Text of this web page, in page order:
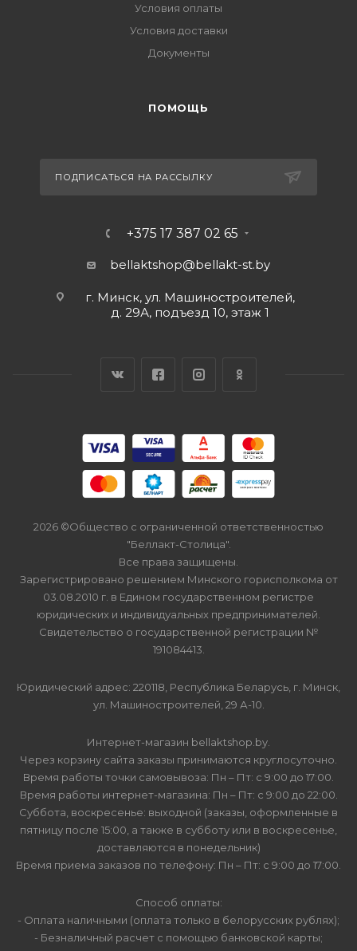
Условия оплаты
Условия доставки
Документы
ПОМОЩЬ
ПОДПИСАТЬСЯ НА РАССЫЛКУ
+375 17 387 02 65
bellaktshop@bellakt-st.by
г. Минск, ул. Машиностроителей,
д. 29А, подъезд 10, этаж 1
2026 ©Общество с ограниченной ответственностью
"Беллакт-Столица".
Все права защищены.
Зарегистрировано решением Минского горисполкома от
03.08.2010 г. в Едином государственном регистре
юридических и индивидуальных предпринимателей.
Свидетельство о государственной регистрации №
191084413.
Юридический адрес: 220118, Республика Беларусь, г. Минск,
ул. Машиностроителей, 29 А-10.
Интернет-магазин bellaktshop.by.
Через корзину сайта заказы принимаются круглосуточно.
Время работы точки самовывоза: Пн – Пт: с 9:00 до 17:00.
Время работы интернет-магазина: Пн – Пт: с 9:00 до 22:00.
Суббота, воскресенье: выходной (заказы, оформленные в
пятницу после 15:00, а также в субботу или в воскресенье,
доставляются в понедельник)
Время приема заказов по телефону: Пн – Пт: с 9:00 до 17:00.
Способ оплаты:
- Оплата наличными (оплата только в белорусских рублях);
- Безналичный расчет с помощью банковской карты;